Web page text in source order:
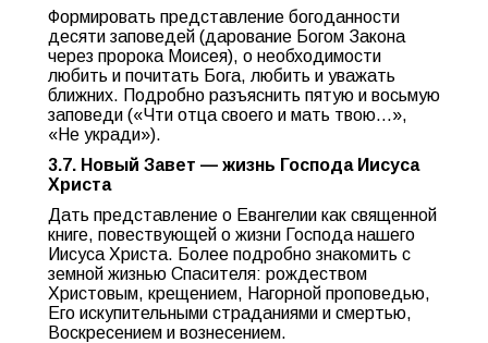
Формировать представление богоданности
десяти заповедей (дарование Богом Закона
через пророка Моисея), о необходимости
любить и почитать Бога, любить и уважать
ближних. Подробно разъяснить пятую и восьмую
заповеди («Чти отца своего и мать твою…»,
«Не укради»).
3.7. Новый Завет — жизнь Господа Иисуса
Христа
Дать представление о Евангелии как священной
книге, повествующей о жизни Господа нашего
Иисуса Христа. Более подробно знакомить с
земной жизнью Спасителя: рождеством
Христовым, крещением, Нагорной проповедью,
Его искупительными страданиями и смертью,
Воскресением и вознесением.